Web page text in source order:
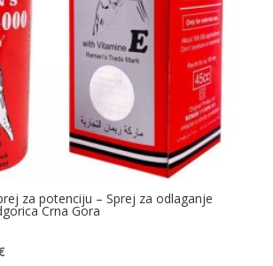
za potenciju – Sprej za odlaganje
Crna Gora
Current